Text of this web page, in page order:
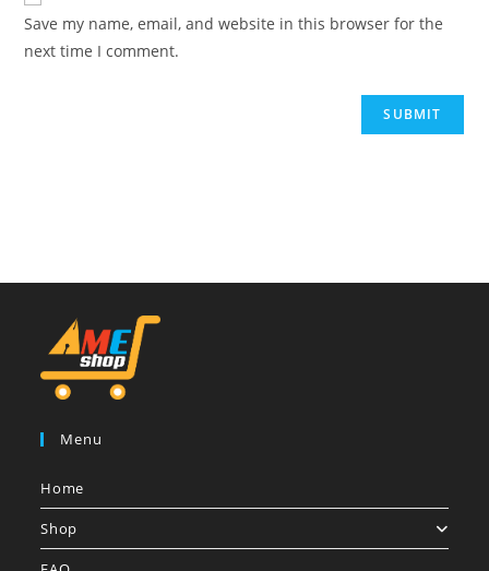
Save my name, email, and website in this browser for the
next time I comment.
Menu
Home
Shop